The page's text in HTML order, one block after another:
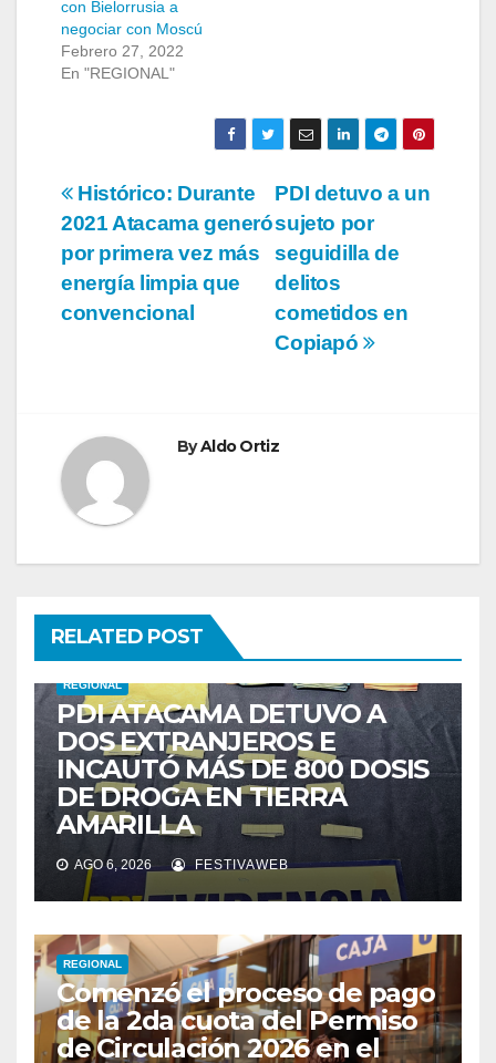
con Bielorrusia a
negociar con Moscú
Febrero 27, 2022
En "REGIONAL"
Navegación
de
entradas
PDI detuvo a un
sujeto por
seguidilla de
delitos
cometidos en
Copiapó
Histórico: Durante
2021 Atacama generó
por primera vez más
energía limpia que
convencional
ByAldo Ortiz
RELATED POST
REGIONAL
PDI ATACAMA DETUVO A
DOS EXTRANJEROS E
INCAUTÓ MÁS DE 800 DOSIS
DE DROGA EN TIERRA
AMARILLA
AGO 6, 2026 FESTIVAWEB
REGIONAL
Comenzó el proceso de pago
de la 2da cuota del Permiso
de Circulación 2026 en el